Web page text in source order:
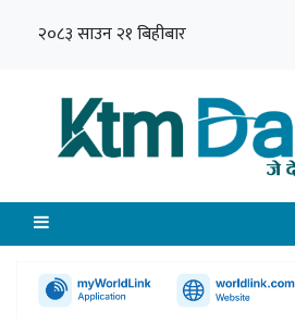
२०८३ साउन २१ बिहीबार